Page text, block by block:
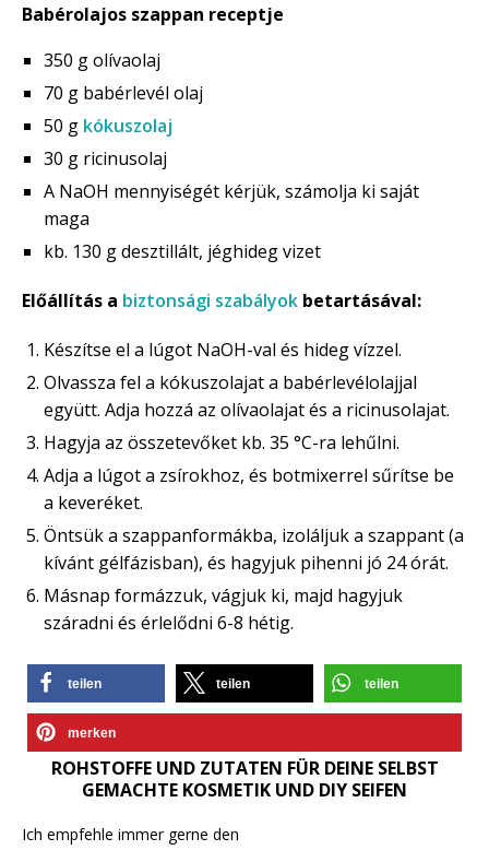
Babérolajos szappan receptje
350 g olívaolaj
70 g babérlevél olaj
50 g kókuszolaj
30 g ricinusolaj
A NaOH mennyiségét kérjük, számolja ki saját
maga
kb. 130 g desztillált, jéghideg vizet
Előállítás a biztonsági szabályok betartásával:
Készítse el a lúgot NaOH-val és hideg vízzel.
Olvassza fel a kókuszolajat a babérlevélolajjal
együtt. Adja hozzá az olívaolajat és a ricinusolajat.
Hagyja az összetevőket kb. 35 °C-ra lehűlni.
Adja a lúgot a zsírokhoz, és botmixerrel sűrítse be
a keveréket.
Öntsük a szappanformákba, izoláljuk a szappant (a
kívánt gélfázisban), és hagyjuk pihenni jó 24 órát.
Másnap formázzuk, vágjuk ki, majd hagyjuk
száradni és érlelődni 6-8 hétig.
teilen teilen teilen
merken
ROHSTOFFE UND ZUTATEN FÜR DEINE SELBST
GEMACHTE KOSMETIK UND DIY SEIFEN
Ich empfehle immer gerne den